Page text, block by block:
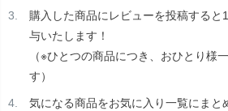
購入した商品にレビューを投稿すると
与いたします！
（※ひとつの商品につき、おひとり様
す）
気になる商品をお気に入り一覧にまと